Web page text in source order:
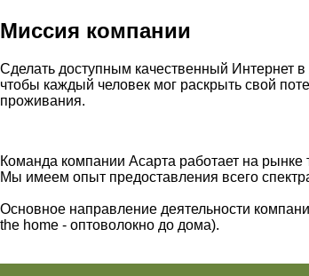
Миссия компании
Сделать доступным качественный Интернет
чтобы каждый человек мог раскрыть свой
проживания.
Команда компании Асарта работает на рынке
Мы имеем опыт предоставления всего
Основное направление деятельности
the home - оптоволокно до дома).